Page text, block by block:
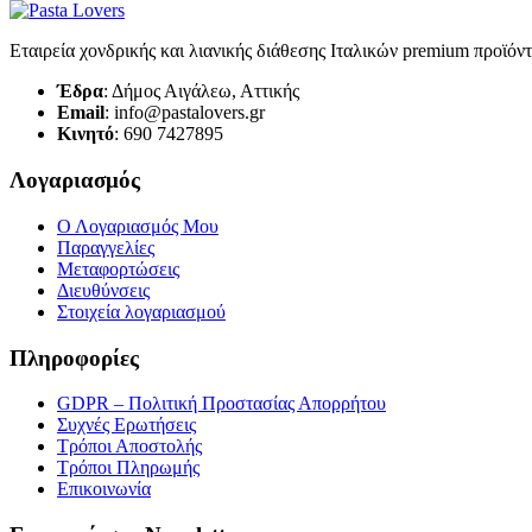
Εταιρεία χονδρικής και λιανικής διάθεσης Ιταλικών premium
Έδρα: Δήμος Αιγάλεω, Αττικής
Email: info@pastalovers.gr
Κινητό: 690 7427895
Λογαριασμός
Ο Λογαριασμός Μου
Παραγγελίες
Μεταφορτώσεις
Διευθύνσεις
Στοιχεία λογαριασμού
Πληροφορίες
GDPR – Πολιτική Προστασίας Απορρήτου
Συχνές Eρωτήσεις
Τρόποι Αποστολής
Τρόποι Πληρωμής
Επικοινωνία